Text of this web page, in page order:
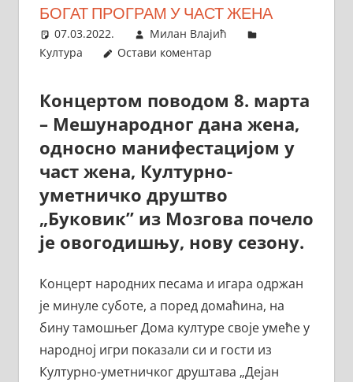
БОГАТ ПРОГРАМ У ЧАСТ ЖЕНА
07.03.2022.
Милан Влајић
Култура
Остави коментар
Концертом поводом 8. марта
– Мешународног дана жена,
односно манифестацијом у
част жена, Културно-
уметничко друштво
„Буковик” из Мозгова почело
је овогодишњу, нову сезону.
Концерт народних песама и игара одржан
је минуле суботе, а поред домаћина, на
бину тамошњег Дома културе своје умеће у
народној игри показали си и гости из
Културно-уметничког друштава „Дејан